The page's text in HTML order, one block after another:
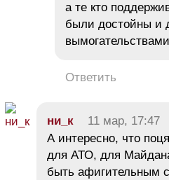
а те кто
были достойны и
Ответить
ни_к 11 мар, 17:47
А интересно, что
для АТО, для
быть афигительным